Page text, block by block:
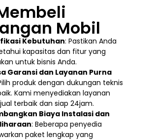
Mobil
Kebutuhan: Pastikan Anda
kapasitas dan fitur yang
untuk bisnis Anda.
Garansi dan Layanan Purna
produk dengan dukungan teknis
Kami menyediakan layanan
terbaik dan siap 24jam.
Biaya Instalasi dan
: Beberapa penyedia
paket lengkap yang